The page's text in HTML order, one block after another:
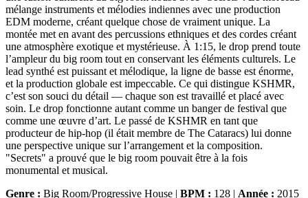
mélange instruments et mélodies indiennes avec une production
EDM moderne, créant quelque chose de vraiment unique. La
montée met en avant des percussions ethniques et des cordes créant
une atmosphère exotique et mystérieuse. À 1:15, le drop prend toute
l’ampleur du big room tout en conservant les éléments culturels. Le
lead synthé est puissant et mélodique, la ligne de basse est énorme,
et la production globale est impeccable. Ce qui distingue KSHMR,
c’est son souci du détail — chaque son est travaillé et placé avec
soin. Le drop fonctionne autant comme un banger de festival que
comme une œuvre d’art. Le passé de KSHMR en tant que
producteur de hip-hop (il était membre de The Cataracs) lui donne
une perspective unique sur l’arrangement et la composition.
"Secrets" a prouvé que le big room pouvait être à la fois
monumental et musical.
Genre : Big Room/Progressive House | BPM : 128 | Année : 2015